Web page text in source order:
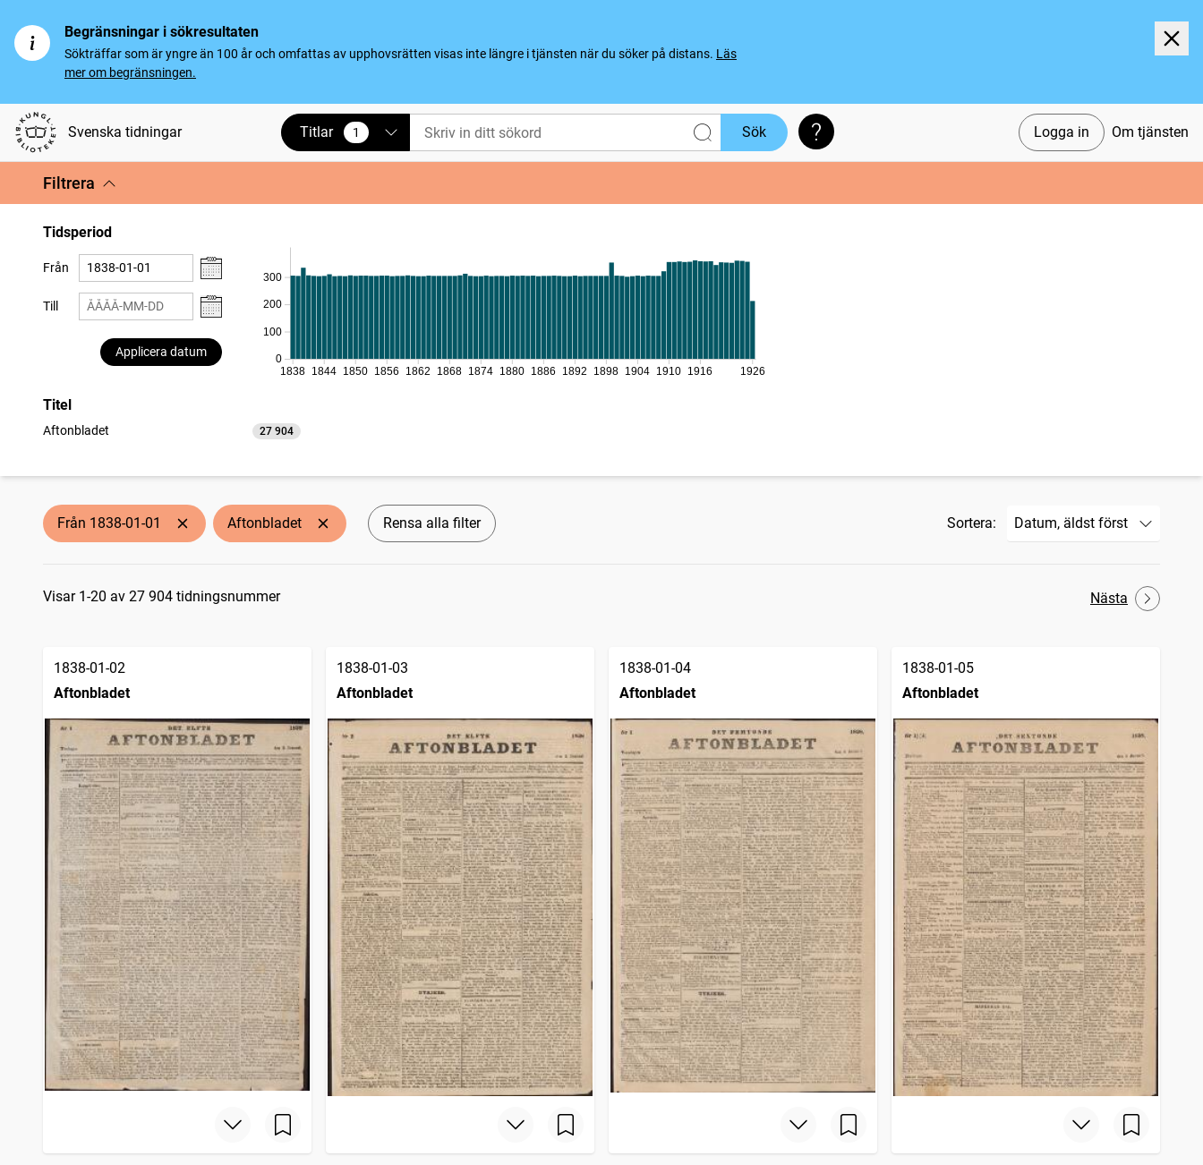
Begränsningar i sökresultaten
Sökträffar som är yngre än 100 år och omfattas av upphovsrätten visas inte längre i tjänsten när du söker på distans. Läs
mer om begränsningen.
Svenska tidningar Logga in Om tjänsten
Titlar 1
vald Sök Söktips
Filtrera
Tidsperiod
Från
Till
Applicera datum
0
100
200
300
1838 1844 1850 1856 1862 1868 1874 1880 1886 1892 1898 1904 1910 1916 1926
Titel
Aftonbladet 27 904
träffar
Från 1838-01-01 Aftonbladet Rensa alla filter Sortera:
Sökresultat
Visar 1-20 av 27 904 tidningsnummer Nästa
1838-01-02
Aftonbladet
1838-01-03
Aftonbladet
1838-01-04
Aftonbladet
1838-01-05
Aftonbladet